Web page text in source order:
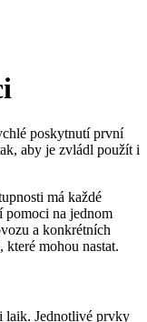
poskytnutí první
aby je zvládl použít i
má každé
pomoci na jednom
a konkrétních
které mohou nastat.
laik. Jednotlivé prvky